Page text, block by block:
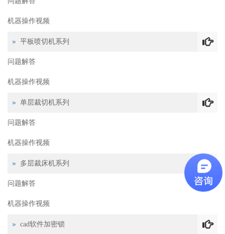
机器操作视频
平板喷切机系列
问题解答
机器操作视频
单层裁切机系列
问题解答
机器操作视频
多层裁床机系列
问题解答
机器操作视频
cad软件加密锁